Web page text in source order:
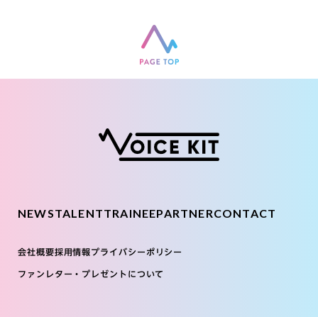
NEWSTALENTTRAINEEPARTNERCONTACT
会社概要採用情報プライバシーポリシー
ファンレター・プレゼントについて